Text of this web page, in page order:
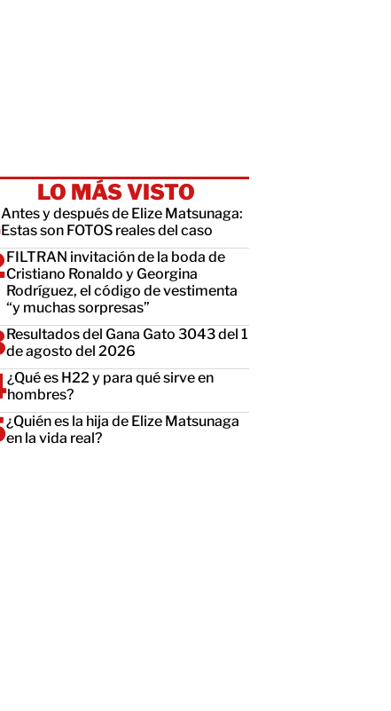
LO MÁS VISTO
Antes y después de Elize Matsunaga:
Estas son FOTOS reales del caso
FILTRAN invitación de la boda de
Cristiano Ronaldo y Georgina
Rodríguez, el código de vestimenta
“y muchas sorpresas”
Resultados del Gana Gato 3043 del 1
de agosto del 2026
¿Qué es H22 y para qué sirve en
hombres?
¿Quién es la hija de Elize Matsunaga
en la vida real?